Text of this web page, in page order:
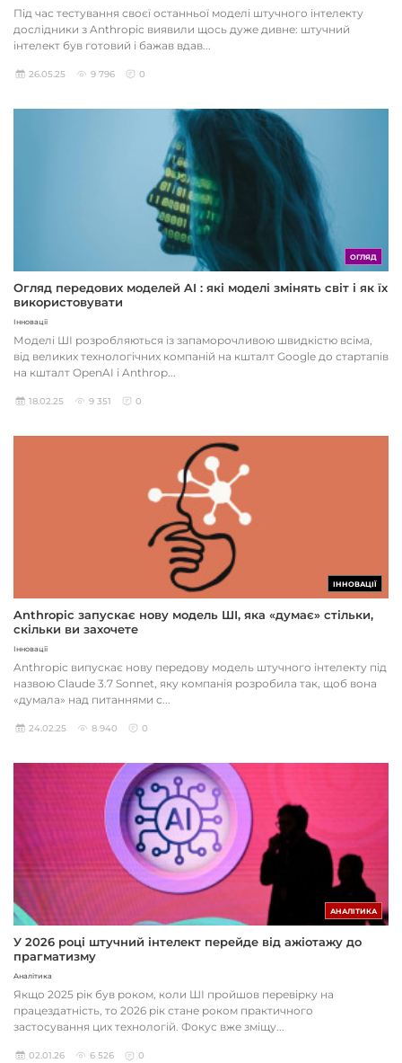
Під час тестування своєї останньої моделі штучного інтелекту
дослідники з Anthropic виявили щось дуже дивне: штучний
інтелект був готовий і бажав вдав...
26.05.25 9 796 0
ОГЛЯД
Огляд передових моделей AI : які моделі змінять світ і як їх
використовувати
Інновації
Моделі ШІ розробляються із запаморочливою швидкістю всіма,
від великих технологічних компаній на кшталт Google до стартапів
на кшталт OpenAI і Anthrop...
18.02.25 9 351 0
ІННОВАЦІЇ
Anthropic запускає нову модель ШІ, яка «думає» стільки,
скільки ви захочете
Інновації
Anthropic випускає нову передову модель штучного інтелекту під
назвою Claude 3.7 Sonnet, яку компанія розробила так, щоб вона
«думала» над питаннями с...
24.02.25 8 940 0
АНАЛІТИКА
У 2026 році штучний інтелект перейде від ажіотажу до
прагматизму
Аналітика
Якщо 2025 рік був роком, коли ШІ пройшов перевірку на
працездатність, то 2026 рік стане роком практичного
застосування цих технологій. Фокус вже зміщу...
02.01.26 6 526 0